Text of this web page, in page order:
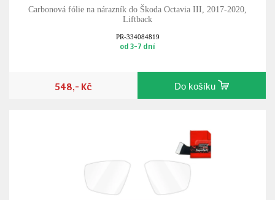
Carbonová fólie na nárazník do Škoda Octavia III, 2017-2020,
Liftback
PR-334084819
od 3-7 dní
548,- Kč Do košíku